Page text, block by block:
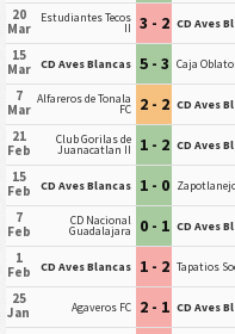
20
Mar
Estudiantes Tecos
II 3 - 2 CD Aves
15
Mar
CD Aves Blancas 5 - 3 Caja
7
Mar
Alfareros de Tonala
FC 2 - 2 CD Aves
21
Feb
Club Gorilas de
Juanacatlan II 1 - 2 CD Aves
15
Feb
CD Aves Blancas 1 - 0
7
Feb
CD Nacional
Guadalajara 0 - 1 CD Aves
1
Feb
CD Aves Blancas 1 - 2 Tapatios
25
Jan
Agaveros FC 2 - 1 CD Aves